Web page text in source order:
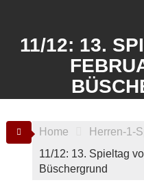
11/12: 13.
Home
Herren-1-
11/12: 13. Spieltag
Büschergrund